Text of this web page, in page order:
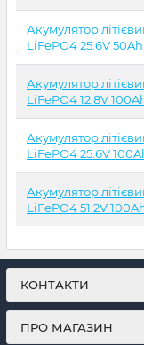
Акумулятор
LiFePO4 25.6V 50Ah
Акумулятор
LiFePO4 12.8V
Акумулятор
LiFePO4 25.6V
Акумулятор
LiFePO4 51.2V
КОНТАКТИ
ПРО МАГАЗИН